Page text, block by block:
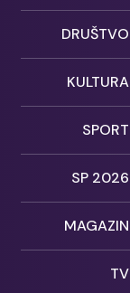
DRUŠTVO
KULTURA
SPORT
SP 2026
MAGAZIN
TV